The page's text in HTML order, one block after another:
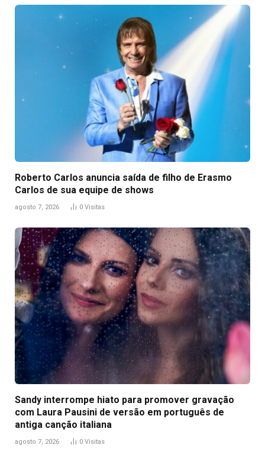
Roberto Carlos anuncia saída de filho de Erasmo
Carlos de sua equipe de shows
agosto 7, 2026 0 Visitas
Sandy interrompe hiato para promover gravação
com Laura Pausini de versão em português de
antiga canção italiana
agosto 7, 2026 0 Visitas